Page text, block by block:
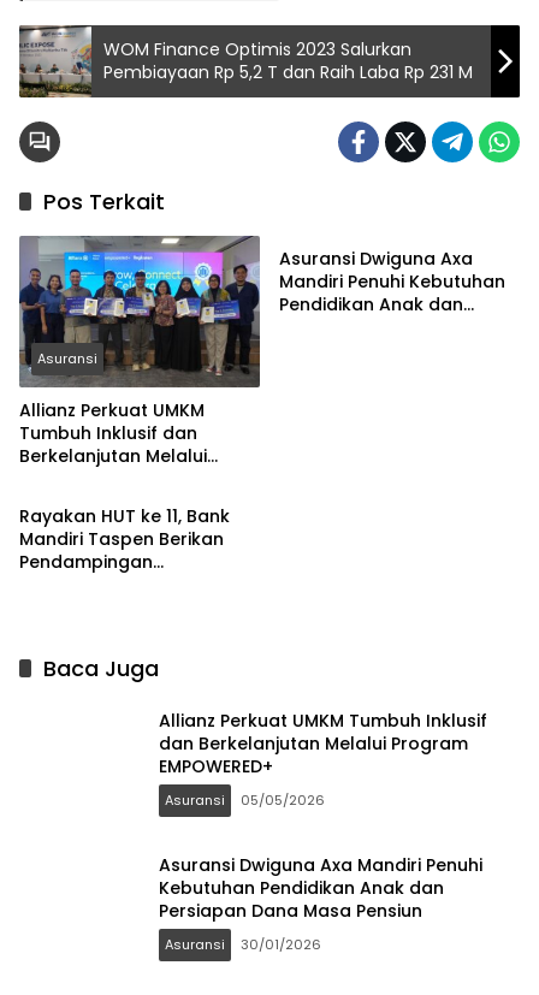
WOM Finance Optimis 2023 Salurkan
Pembiayaan Rp 5,2 T dan Raih Laba Rp 231 M
Pos Terkait
Asuransi
Allianz Perkuat UMKM
Tumbuh Inklusif dan
Berkelanjutan Melalui
Asuransi Dwiguna Axa
Mandiri Penuhi Kebutuhan
Pendidikan Anak dan
Asuransi
Rayakan HUT ke 11, Bank
Mandiri Taspen Berikan
Pendampingan
Baca Juga
Allianz Perkuat UMKM Tumbuh Inklusif
dan Berkelanjutan Melalui Program
EMPOWERED+
Asuransi 05/05/2026
Asuransi Dwiguna Axa Mandiri Penuhi
Kebutuhan Pendidikan Anak dan
Persiapan Dana Masa Pensiun
Asuransi 30/01/2026